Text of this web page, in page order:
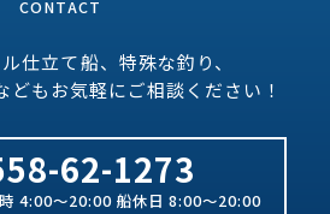
仕立て船、特殊な釣り、
どもお気軽にご相談ください！
62-1273
4:00～20:00 船休日 8:00～20:00